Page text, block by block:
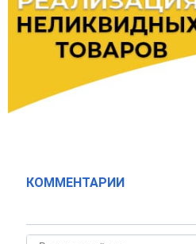
КОММЕНТАРИИ